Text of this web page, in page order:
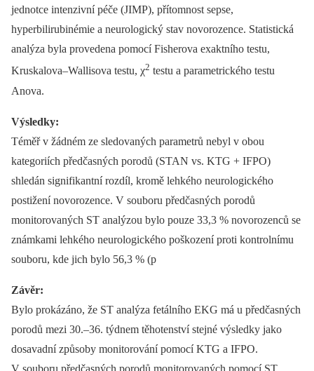
jednotce intenzivní péče (JIMP), přítomnost sepse,
hyperbilirubinémie a neurologický stav novorozence. Statistická
analýza byla provedena pomocí Fisherova exaktního testu,
Kruskalova–Wallisova testu, χ2 testu a parametrického testu
Anova.
Výsledky:
Téměř v žádném ze sledovaných parametrů nebyl v obou
kategoriích předčasných porodů (STAN vs. KTG + IFPO)
shledán signifikantní rozdíl, kromě lehkého neurologického
postižení novorozence. V souboru předčasných porodů
monitorovaných ST analýzou bylo pouze 33,3 % novorozenců se
známkami lehkého neurologického poškození proti kontrolnímu
souboru, kde jich bylo 56,3 % (p
Závěr:
Bylo prokázáno, že ST analýza fetálního EKG má u předčasných
porodů mezi 30.–36. týdnem těhotenství stejné výsledky jako
dosavadní způsoby monitorování pomocí KTG a IFPO.
V souboru předčasných porodů monitorovaných pomocí ST